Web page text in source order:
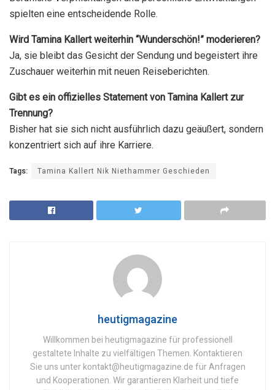
spielten eine entscheidende Rolle.
Wird Tamina Kallert weiterhin “Wunderschön!” moderieren?
Ja, sie bleibt das Gesicht der Sendung und begeistert ihre
Zuschauer weiterhin mit neuen Reiseberichten.
Gibt es ein offizielles Statement von Tamina Kallert zur
Trennung?
Bisher hat sie sich nicht ausführlich dazu geäußert, sondern
konzentriert sich auf ihre Karriere.
Tags: Tamina Kallert Nik Niethammer Geschieden
heutigmagazine
Willkommen bei heutigmagazine für professionell
gestaltete Inhalte zu vielfältigen Themen. Kontaktieren
Sie uns unter kontakt@heutigmagazine.de für Anfragen
und Kooperationen. Wir garantieren Klarheit und tiefe